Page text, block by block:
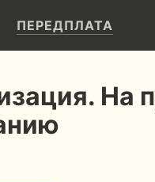
ПЕРЕДПЛАТА
На